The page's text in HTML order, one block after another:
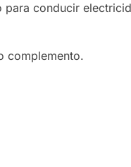
conducir
complemento.